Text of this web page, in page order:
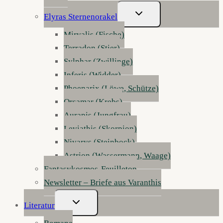
Elyras Sternenorakel
Untermenü
Umschalten
Mirvalis (Fische)
Terradon (Stier)
Sylphar (Zwillinge)
Inferis (Widder)
Phoenarix (Löwe, Schütze)
Orsamar (Krebs)
Aurapis (Jungfrau)
Leviathis (Skorpion)
Nivarys (Steinbock)
Astrion (Wassermann, Waage)
Fantasykosmos-Feuilleton
Newsletter – Briefe aus Varanthis
Literatur
Untermenü
Umschalten